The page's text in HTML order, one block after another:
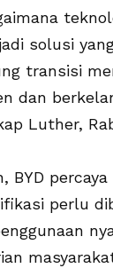
solusi
transisi
dan
Luther,
BYD
perlu